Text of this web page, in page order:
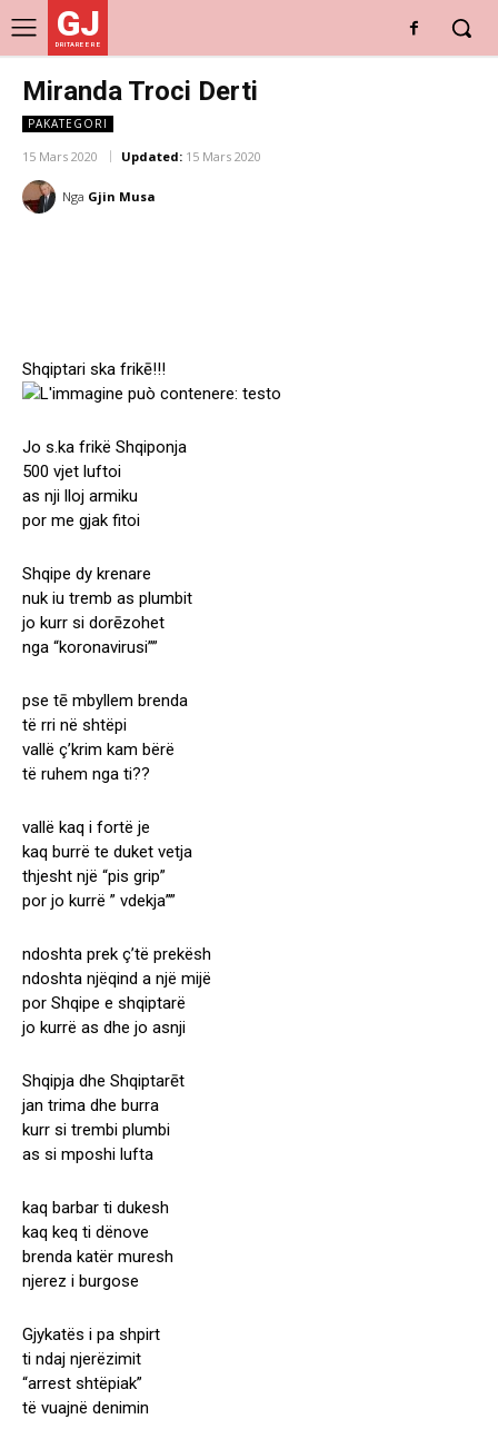
GJ
DRITARE E RE
Miranda Troci Derti
PAKATEGORI
15 Mars 2020 Updated: 15 Mars 2020
Nga Gjin Musa
Shqiptari ska frikē!!!
Jo s.ka frikë Shqiponja
500 vjet luftoi
as nji lloj armiku
por me gjak fitoi
Shqipe dy krenare
nuk iu tremb as plumbit
jo kurr si dorēzohet
nga “koronavirusi””
pse tē mbyllem brenda
të rri në shtëpi
vallë ç’krim kam bërë
të ruhem nga ti??
vallë kaq i fortë je
kaq burrë te duket vetja
thjesht një “pis grip”
por jo kurrë ” vdekja””
ndoshta prek ç’të prekësh
ndoshta njëqind a një mijë
por Shqipe e shqiptarë
jo kurrë as dhe jo asnji
Shqipja dhe Shqiptarēt
jan trima dhe burra
kurr si trembi plumbi
as si mposhi lufta
kaq barbar ti dukesh
kaq keq ti dënove
brenda katër muresh
njerez i burgose
Gjykatës i pa shpirt
ti ndaj njerëzimit
“arrest shtëpiak”
të vuajnë denimin